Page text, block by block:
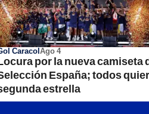
CaracolAgo 4
por la nueva camiseta
España; todos
estrella